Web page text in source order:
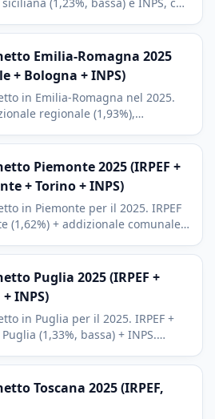
Emilia-Romagna 2025
+ Bologna + INPS)
in Emilia-Romagna nel 2025.
regionale (1,93%),
Piemonte 2025 (IRPEF +
+ Torino + INPS)
in Piemonte per il 2025. IRPEF
(1,62%) + addizionale comunale
Puglia 2025 (IRPEF +
INPS)
in Puglia per il 2025. IRPEF +
(1,33%, bassa) + INPS.
Toscana 2025 (IRPEF,